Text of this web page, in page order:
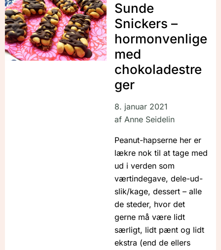
Sunde
Snickers –
hormonvenlige
med
chokoladestre
ger
8. januar 2021
afAnne Seidelin
Peanut-hapserne her er
lækre nok til at tage med
ud i verden som
værtindegave, dele-ud-
slik/kage, dessert – alle
de steder, hvor det
gerne må være lidt
særligt, lidt pænt og lidt
ekstra (end de ellers